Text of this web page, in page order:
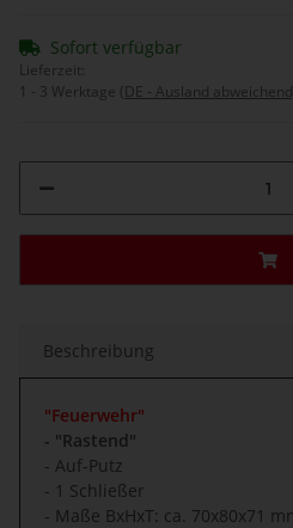
Sofort verfügbar
Lieferzeit:
1 - 3 Werktage (DE - Ausland
Beschreibung
"Feuerwehr"
- "Rastend"
- Auf-Putz
- 1 Schließer
- Maße BxHxT: ca. 70x80x71